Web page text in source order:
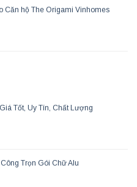
Căn hộ The Origami Vinhomes
Tốt, Uy Tín, Chất Lượng
Trọn Gói Chữ Alu